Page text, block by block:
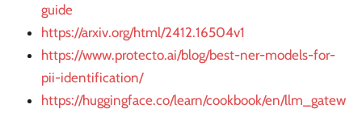
guide
https://arxiv.org/html/2412.16504v1
https://www.protecto.ai/blog/best-ner-models-for-
pii-identification/
https://huggingface.co/learn/cookbook/en/llm_gatew